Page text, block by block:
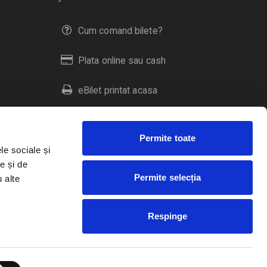
sociale și
și de
alte
Permite toate
Permite selecția
Respinge
Cum comand bilete?
Plata online sau cash
eBilet printat acasa
Livrare prin curier
Duplicare bilete